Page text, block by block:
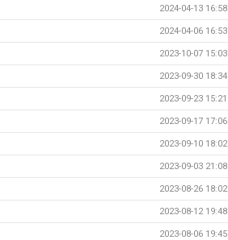
2024-04-13 16:58
2024-04-06 16:53
2023-10-07 15:03
2023-09-30 18:34
2023-09-23 15:21
2023-09-17 17:06
2023-09-10 18:02
2023-09-03 21:08
2023-08-26 18:02
2023-08-12 19:48
2023-08-06 19:45